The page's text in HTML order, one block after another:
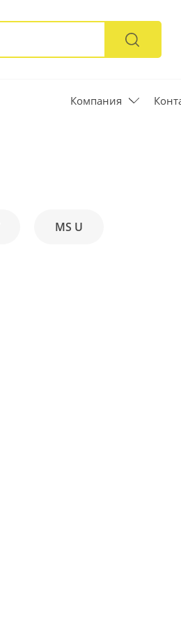
Компания
MS U